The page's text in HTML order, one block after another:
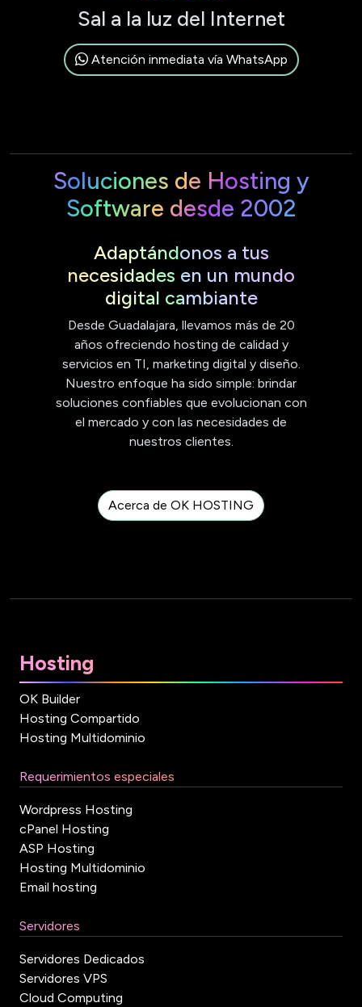
Sal a la luz del Internet
Atención inmediata vía WhatsApp
Soluciones de Hosting y
Software desde 2002
Adaptándonos a tus
necesidades en un mundo
digital cambiante
Desde Guadalajara, llevamos más de 20
años ofreciendo hosting de calidad y
servicios en TI, marketing digital y diseño.
Nuestro enfoque ha sido simple: brindar
soluciones confiables que evolucionan con
el mercado y con las necesidades de
nuestros clientes.
Acerca de OK HOSTING
Hosting
OK Builder
Hosting Compartido
Hosting Multidominio
Requerimientos especiales
Wordpress Hosting
cPanel Hosting
ASP Hosting
Hosting Multidominio
Email hosting
Servidores
Servidores Dedicados
Servidores VPS
Cloud Computing